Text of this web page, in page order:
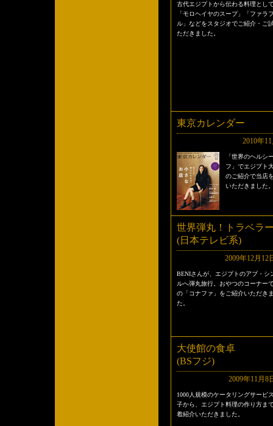
古代エジプトから伝わる料理とし
「モロヘイヤのスープ」「ファラ
ル」などをスタジオでご紹介・ご
ただきました。
東京カレンダー
2010年
「世界のヘルシ
フ」でエジプト
のご紹介で当店
いただきました
世界弾丸！トラベラ
(日本テレビ系)
2009年12月12
BENIさんが、エジプトのアブ・シ
ルへ弾丸旅行。おやつのコーナー
の「コナファ」をご紹介いただき
た。
大使館の食卓
(BSフジ)
2009年11月8
1000人規模のケータリングサービ
子から、エジプト料理の作り方ま
着紹介いただきました。